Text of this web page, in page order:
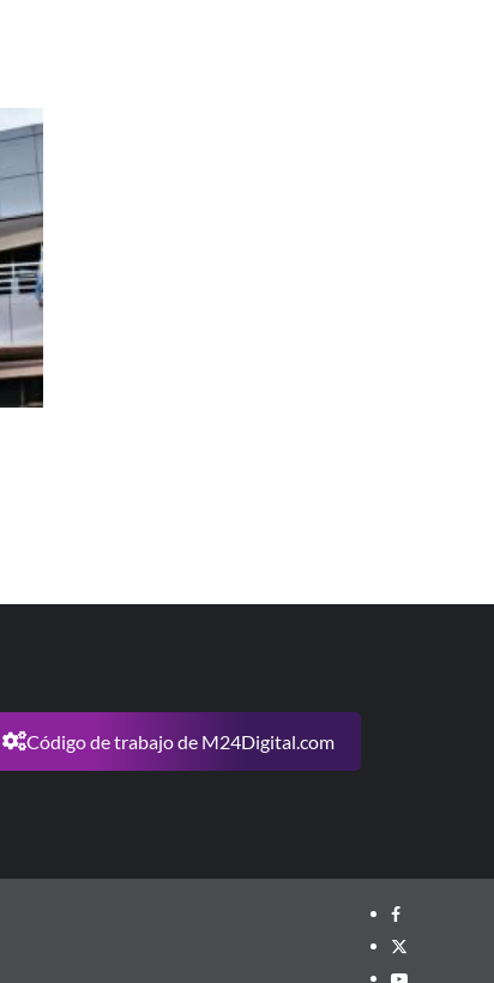
Código de trabajo de M24Digital.com